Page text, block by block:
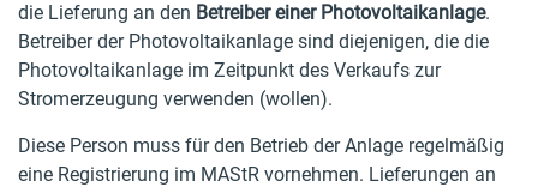
die Lieferung an den Betreiber einer Photovoltaikanlage.
Betreiber der Photovoltaikanlage sind diejenigen, die die
Photovoltaikanlage im Zeitpunkt des Verkaufs zur
Stromerzeugung verwenden (wollen).
Diese Person muss für den Betrieb der Anlage regelmäßig
eine Registrierung im MAStR vornehmen. Lieferungen an